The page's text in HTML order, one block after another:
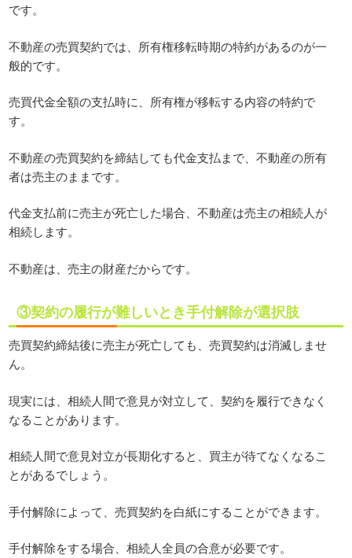
です。
不動産の売買契約では、所有権移転時期の特約があるのが一
般的です。
売買代金全額の支払時に、所有権が移転する内容の特約で
す。
不動産の売買契約を締結しても代金支払まで、不動産の所有
者は売主のままです。
代金支払前に売主が死亡した場合、不動産は売主の相続人が
相続します。
不動産は、売主の財産だからです。
③契約の履行が難しいとき手付解除が選択肢
売買契約締結後に売主が死亡しても、売買契約は消滅しませ
ん。
現実には、相続人間で意見が対立して、契約を履行できなく
なることがあります。
相続人間で意見対立が長期化すると、買主が待てなくなるこ
とがあるでしょう。
手付解除によって、売買契約を白紙にすることができます。
手付解除をする場合、相続人全員の合意が必要です。